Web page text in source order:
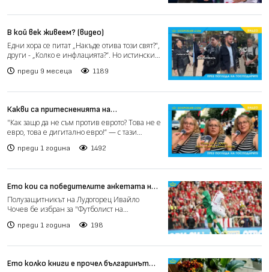
В кой век живеем? (видео)
Едни хора се питат „Накъде отива този свят?“,
други - „Колко е инфлацията?“. Но истинският
преди 9 месеца 1189
Какви са притесненията на
протестиращите срещу въвеждането
на еврото (видео)
"Как защо да не съм против еврото? Това не е
евро, това е дигитално евро!“ — с тази
преди 1 година 1492
Ето кои са победителите анкетата на
Асоциацията на българските
футболисти
Полузащитникът на Лудогорец Ивайло
Чочев бе избран за "Футболист на
преди 1 година 198
Ето колко книги е прочел българинът